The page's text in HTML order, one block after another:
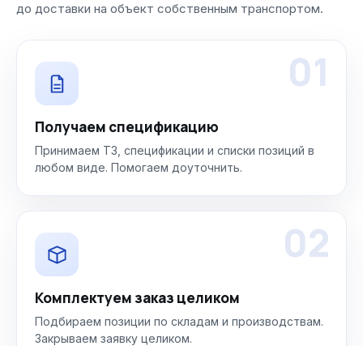
до доставки на объект собственным транспортом.
01
Получаем спецификацию
Принимаем ТЗ, спецификации и списки позиций в
любом виде. Помогаем доуточнить.
02
Комплектуем заказ целиком
Подбираем позиции по складам и производствам.
Закрываем заявку целиком.